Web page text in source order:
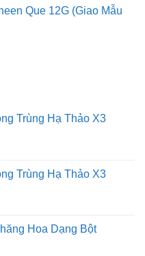
Que 12G (Giao Mẫu
Trùng Hạ Thảo X3
Trùng Hạ Thảo X3
Hoa Dạng Bột